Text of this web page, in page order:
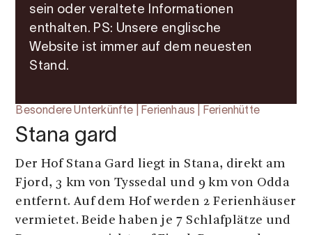
Besondere Unterkünfte | Ferienhaus | Ferienhütte
Stana gard
Der Hof Stana Gard liegt in Stana, direkt am
Fjord, 3 km von Tyssedal und 9 km von Odda
entfernt. Auf dem Hof werden 2 Ferienhäuser
vermietet. Beide haben je 7 Schlafplätze und
sein oder veraltete Informationen
enthalten. PS: Unsere englische
Website ist immer auf dem neuesten
Stand.